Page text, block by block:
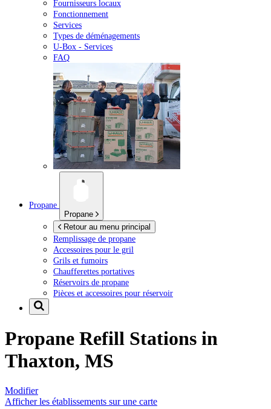
Fournisseurs locaux
Fonctionnement
Services
Types de déménagements
U-Box - Services
FAQ
Propane
Propane
Retour au menu principal
Remplissage de propane
Accessoires pour le gril
Grils et fumoirs
Chaufferettes portatives
Réservoirs de propane
Pièces et accessoires pour réservoir
Propane Refill Stations in
Thaxton, MS
Modifier
Afficher les établissements sur une carte